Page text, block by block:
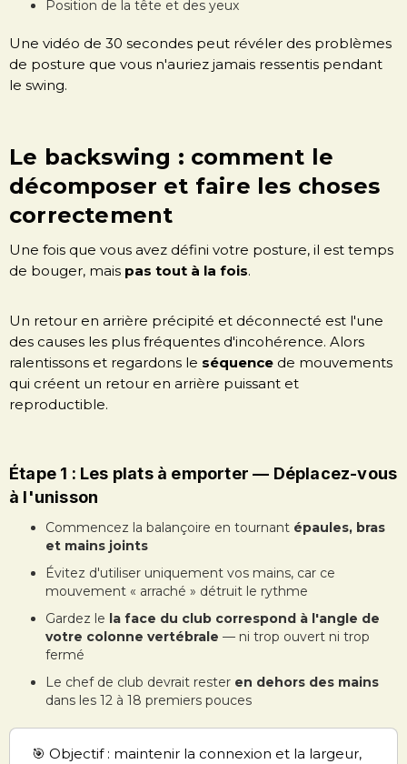
Position de la tête et des yeux
Une vidéo de 30 secondes peut révéler des problèmes
de posture que vous n'auriez jamais ressentis pendant
le swing.
Le backswing : comment le
décomposer et faire les choses
correctement
Une fois que vous avez défini votre posture, il est temps
de bouger, mais pas tout à la fois.
Un retour en arrière précipité et déconnecté est l'une
des causes les plus fréquentes d'incohérence. Alors
ralentissons et regardons le séquence de mouvements
qui créent un retour en arrière puissant et
reproductible.
Étape 1 : Les plats à emporter — Déplacez-vous
à l'unisson
Commencez la balançoire en tournant épaules, bras
et mains joints
Évitez d'utiliser uniquement vos mains, car ce
mouvement « arraché » détruit le rythme
Gardez le la face du club correspond à l'angle de
votre colonne vertébrale — ni trop ouvert ni trop
fermé
Le chef de club devrait rester en dehors des mains
dans les 12 à 18 premiers pouces
🎯 Objectif : maintenir la connexion et la largeur,